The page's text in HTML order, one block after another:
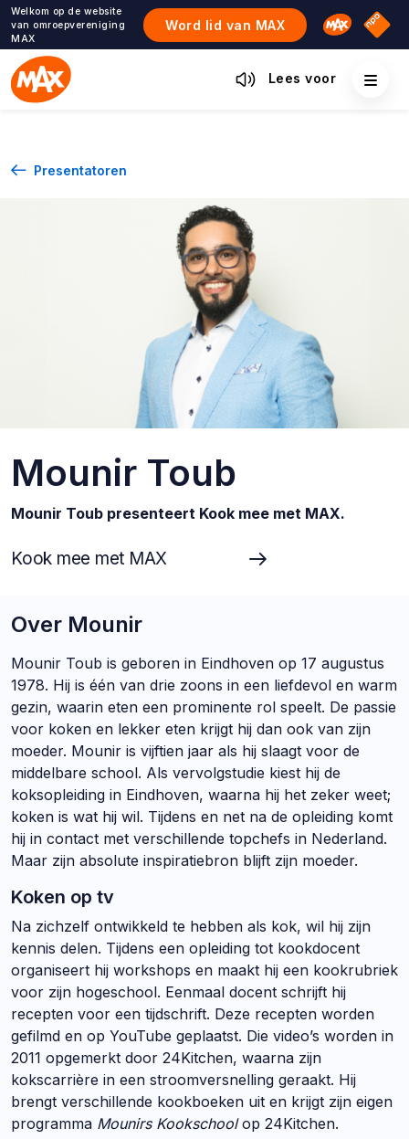
Ga
naar
de
inhoud
Welkom op de website
van omroepvereniging
MAX
Word lid van MAX Omroep
NPO
Lees voor
Presentatoren
Mounir Toub
Mounir Toub presenteert Kook mee met MAX.
Kook mee met MAX
Over Mounir
Mounir Toub is geboren in Eindhoven op 17 augustus
1978. Hij is één van drie zoons in een liefdevol en warm
gezin, waarin eten een prominente rol speelt. De passie
voor koken en lekker eten krijgt hij dan ook van zijn
moeder. Mounir is vijftien jaar als hij slaagt voor de
middelbare school. Als vervolgstudie kiest hij de
koksopleiding in Eindhoven, waarna hij het zeker weet;
koken is wat hij wil. Tijdens en net na de opleiding komt
hij in contact met verschillende topchefs in Nederland.
Maar zijn absolute inspiratiebron blijft zijn moeder.
Koken op tv
Na zichzelf ontwikkeld te hebben als kok, wil hij zijn
kennis delen. Tijdens een opleiding tot kookdocent
organiseert hij workshops en maakt hij een kookrubriek
voor zijn hogeschool. Eenmaal docent schrijft hij
recepten voor een tijdschrift. Deze recepten worden
gefilmd en op YouTube geplaatst. Die video’s worden in
2011 opgemerkt door 24Kitchen, waarna zijn
kokscarrière in een stroomversnelling geraakt. Hij
brengt verschillende kookboeken uit en krijgt zijn eigen
programma Mounirs Kookschoolop 24Kitchen.